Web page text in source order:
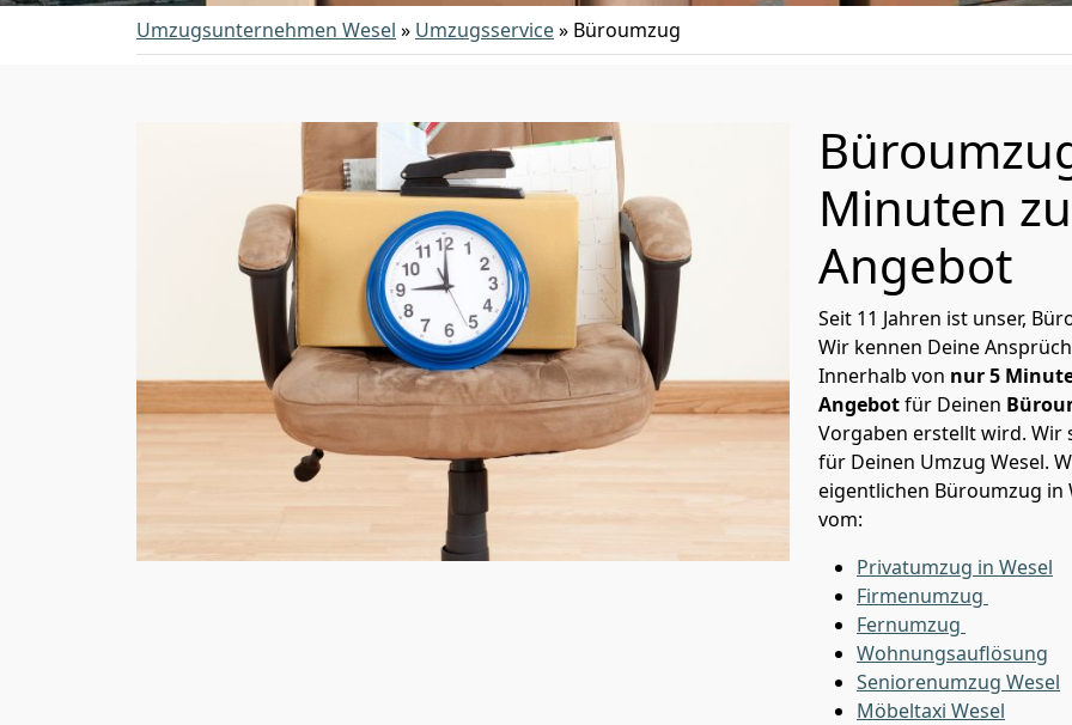
Umzugsunternehmen Wesel » Umzugsservice» Büroumzug
Minuten
Angebot
Seit 11 Jahren ist unser,
Wir kennen Deine
Innerhalb von nur 5
Angebotfür Deinen
Vorgaben erstellt wird. Wir
für Deinen Umzug Wesel.
eigentlichen Büroumzug in
vom:
Privatumzug in Wesel
Firmenumzug
Fernumzug
Wohnungsauflösung
Seniorenumzug Wesel
Möbeltaxi Wesel